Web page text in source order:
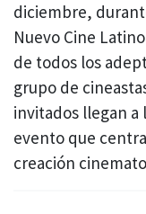
diciembre,
Nuevo Cine
de todos los
grupo de
invitados llegan a
evento que
creación